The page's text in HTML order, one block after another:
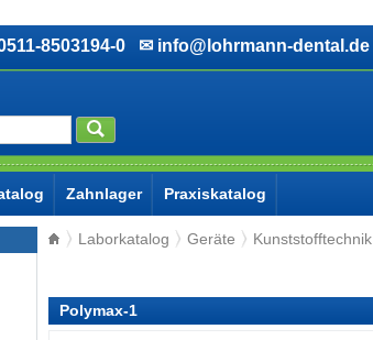
8503194-0 ✉ info@lohrmann-dental.de
Zahnlager Praxiskatalog
Laborkatalog Geräte Kunststofftechnik
Polymax-1